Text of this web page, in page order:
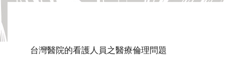
台灣醫院的看護人員之醫療倫理問題